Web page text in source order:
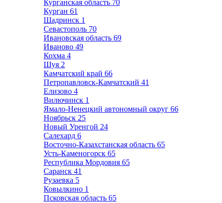
Курганская область 70
Курган 61
Шадринск 1
Севастополь 70
Ивановская область 69
Иваново 49
Кохма 4
Шуя 2
Камчатский край 66
Петропавловск-Камчатский 41
Елизово 4
Вилючинск 1
Ямало-Ненецкий автономный округ 66
Ноябрьск 25
Новый Уренгой 24
Салехард 6
Восточно-Казахстанская область 65
Усть-Каменогорск 65
Республика Мордовия 65
Саранск 41
Рузаевка 5
Ковылкино 1
Псковская область 65